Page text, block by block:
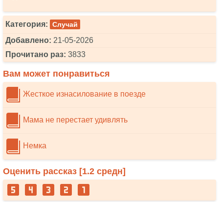
Категория: Случай
Добавлено: 21-05-2026
Прочитано раз: 3833
Вам может понравиться
Жесткое изнасилование в поезде
Мама не перестает удивлять
Немка
Оценить рассказ [1.2 средн]